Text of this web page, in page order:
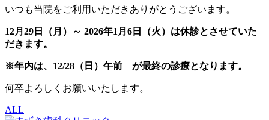
いつも当院をご利用いただきありがとうございます。
12月29日（月）～ 2026年1月6日（火）は休診とさせていた
だきます。
※年内は、12/28（日）午前 が最終の診療となります。
何卒よろしくお願いいたします。
ALL